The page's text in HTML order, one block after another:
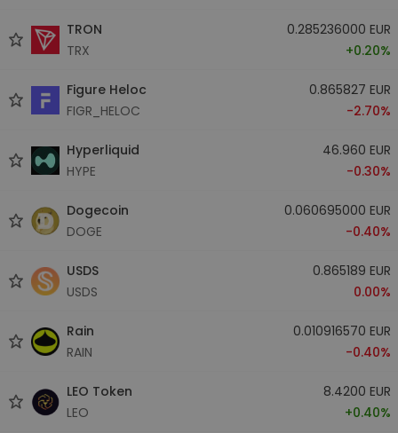
TRON
TRX
0.285236000 EUR
+0.20%
Figure Heloc
FIGR_HELOC
0.865827 EUR
-2.70%
Hyperliquid
HYPE
46.960 EUR
-0.30%
Dogecoin
DOGE
0.060695000 EUR
-0.40%
USDS
USDS
0.865189 EUR
0.00%
Rain
RAIN
0.010916570 EUR
-0.40%
LEO Token
LEO
8.4200 EUR
+0.40%